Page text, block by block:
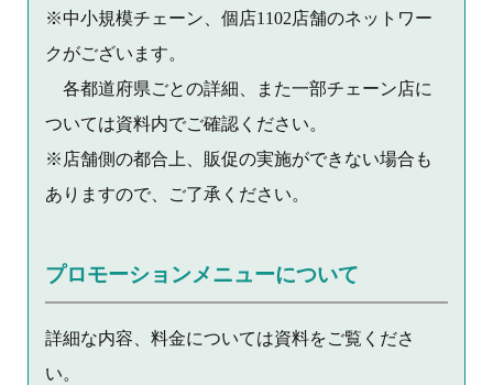
※中小規模チェーン、個店1102店舗のネットワー
クがございます。
各都道府県ごとの詳細、また一部チェーン店に
ついては資料内でご確認ください。
※店舗側の都合上、販促の実施ができない場合も
ありますので、ご了承ください。
プロモーションメニューについて
詳細な内容、料金については資料をご覧くださ
い。